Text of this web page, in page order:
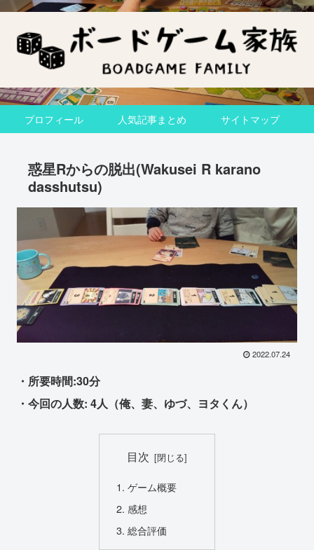
プロフィール 人気記事まとめ サイトマップ
惑星Rからの脱出(Wakusei R karano
dasshutsu)
2022.07.24
・所要時間:30分
・今回の人数: 4人（俺、妻、ゆづ、ヨタくん）
目次
ゲーム概要
感想
総合評価